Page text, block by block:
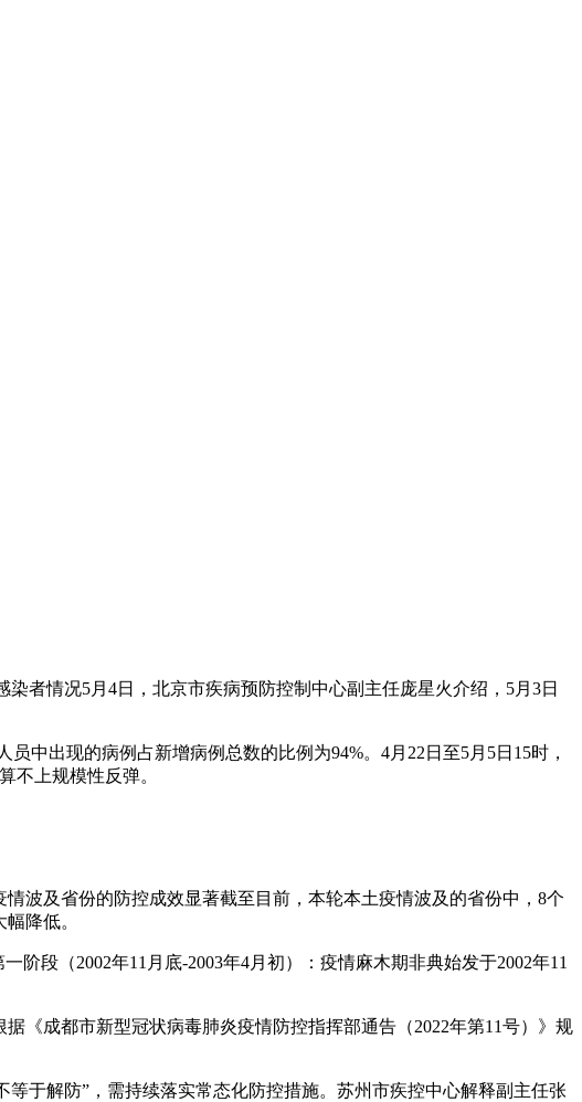
者情况5月4日，北京市疾病预防控制中心副主任庞星火介绍，5月3日
中出现的病例占新增病例总数的比例为94%。4月22日至5月5日15时，
不上规模性反弹。
波及省份的防控成效显著截至目前，本轮本土疫情波及的省份中，8个
降低。
段（2002年11月底-2003年4月初）：疫情麻木期非典始发于2002年11
《成都市新型冠状病毒肺炎疫情防控指挥部通告（2022年第11号）》规
于解防”，需持续落实常态化防控措施。苏州市疾控中心解释副主任张